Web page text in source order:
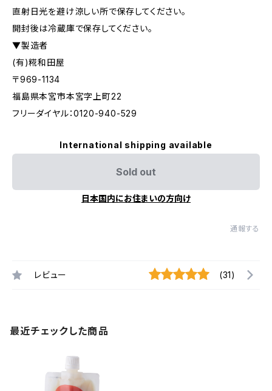
直射日光を避け涼しい所で保存してください。
開封後は冷蔵庫で保存してください。
▼製造者
(有)糀和田屋
〒969-1134
福島県本宮市本宮字上町22
フリーダイヤル：0120-940-529
International shipping available
Sold out
日本国内にお住まいの方向け
通報する
レビュー (31)
最近チェックした商品